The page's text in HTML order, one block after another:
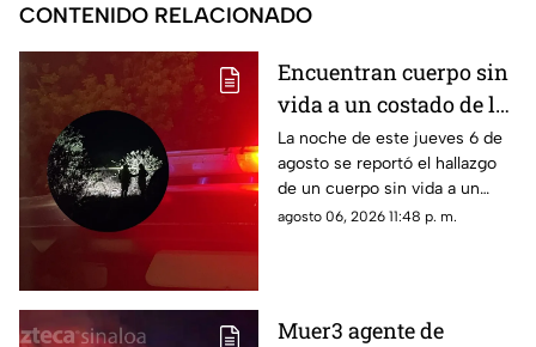
CONTENIDO RELACIONADO
Encuentran cuerpo sin
vida a un costado de la
carretera Culiacán-
Eldorado, en Costa Rica
La noche de este jueves 6 de
agosto se reportó el hallazgo
de un cuerpo sin vida a un
costado de la carretera: estaba
agosto 06, 2026 11:48 p. m.
Muer3 agente de